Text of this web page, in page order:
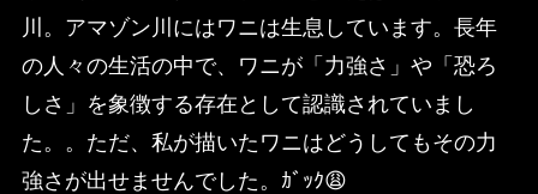
川。アマゾン川にはワニは生息しています。長年
の人々の生活の中で、ワニが「力強さ」や「恐ろ
しさ」を象徴する存在として認識されていまし
た。。ただ、私が描いたワニはどうしてもその力
強さが出せませんでした。ｶﾞｯｸ😩